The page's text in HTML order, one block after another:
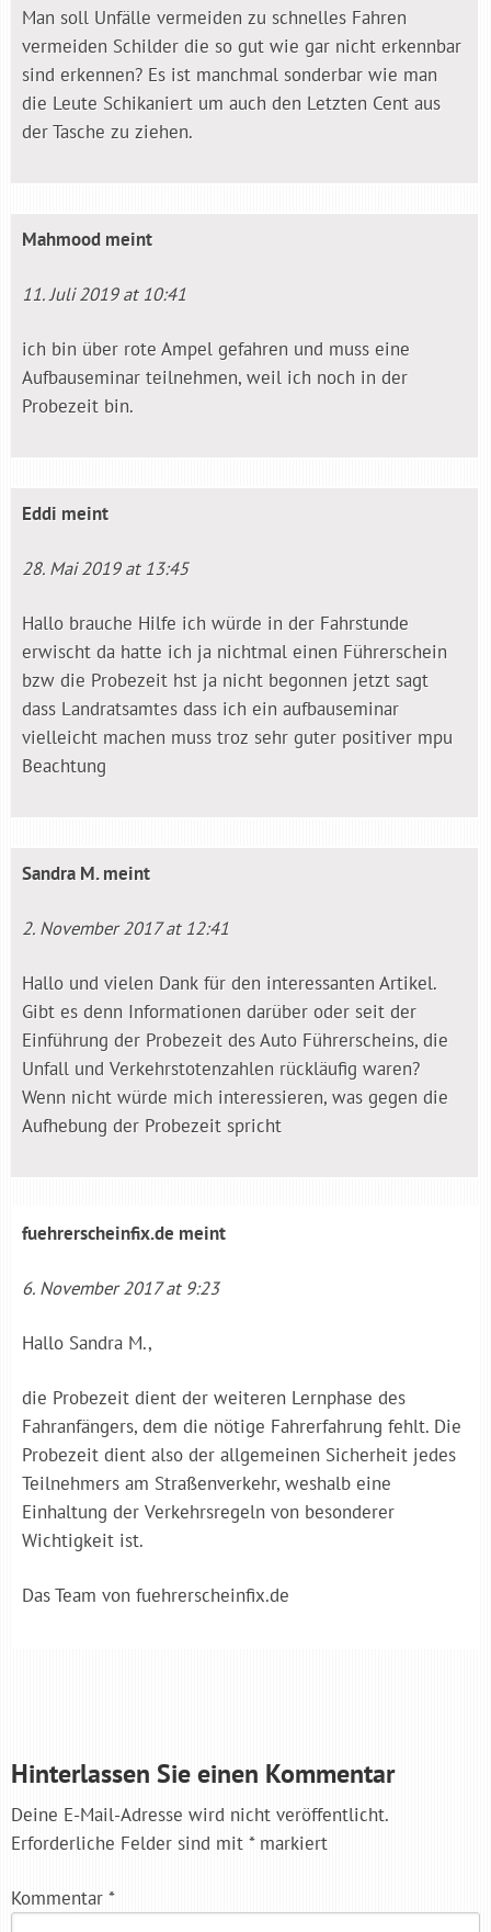
Man soll Unfälle vermeiden zu schnelles Fahren
vermeiden Schilder die so gut wie gar nicht erkennbar
sind erkennen? Es ist manchmal sonderbar wie man
die Leute Schikaniert um auch den Letzten Cent aus
der Tasche zu ziehen.
Mahmood meint
11. Juli 2019 at 10:41
ich bin über rote Ampel gefahren und muss eine
Aufbauseminar teilnehmen, weil ich noch in der
Probezeit bin.
Eddi meint
28. Mai 2019 at 13:45
Hallo brauche Hilfe ich würde in der Fahrstunde
erwischt da hatte ich ja nichtmal einen Führerschein
bzw die Probezeit hst ja nicht begonnen jetzt sagt
dass Landratsamtes dass ich ein aufbauseminar
vielleicht machen muss troz sehr guter positiver mpu
Beachtung
Sandra M.meint
2. November 2017 at 12:41
Hallo und vielen Dank für den interessanten Artikel.
Gibt es denn Informationen darüber oder seit der
Einführung der Probezeit des Auto Führerscheins, die
Unfall und Verkehrstotenzahlen rückläufig waren?
Wenn nicht würde mich interessieren, was gegen die
Aufhebung der Probezeit spricht
fuehrerscheinfix.de meint
6. November 2017 at 9:23
Hallo Sandra M.,
die Probezeit dient der weiteren Lernphase des
Fahranfängers, dem die nötige Fahrerfahrung fehlt. Die
Probezeit dient also der allgemeinen Sicherheit jedes
Teilnehmers am Straßenverkehr, weshalb eine
Einhaltung der Verkehrsregeln von besonderer
Wichtigkeit ist.
Das Team von fuehrerscheinfix.de
Hinterlassen Sie einen Kommentar
Deine E-Mail-Adresse wird nicht veröffentlicht.
Erforderliche Felder sind mit *markiert
Kommentar *